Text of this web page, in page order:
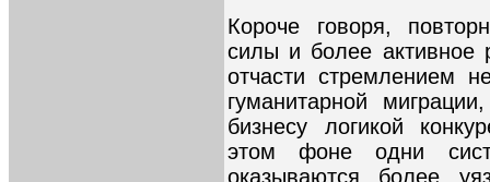
Короче говоря,
силы и более активное
отчасти стремлением
гуманитарной
бизнесу логикой
этом фоне одни
оказываются более